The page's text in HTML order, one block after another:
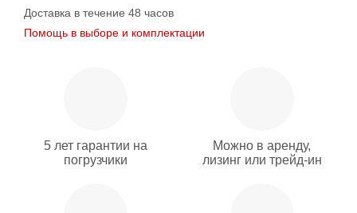
Доставка в течение 48 часов
Помощь в выборе и комплектации
5 лет гарантии на
погрузчики
Можно в аренду,
лизинг или трейд-ин